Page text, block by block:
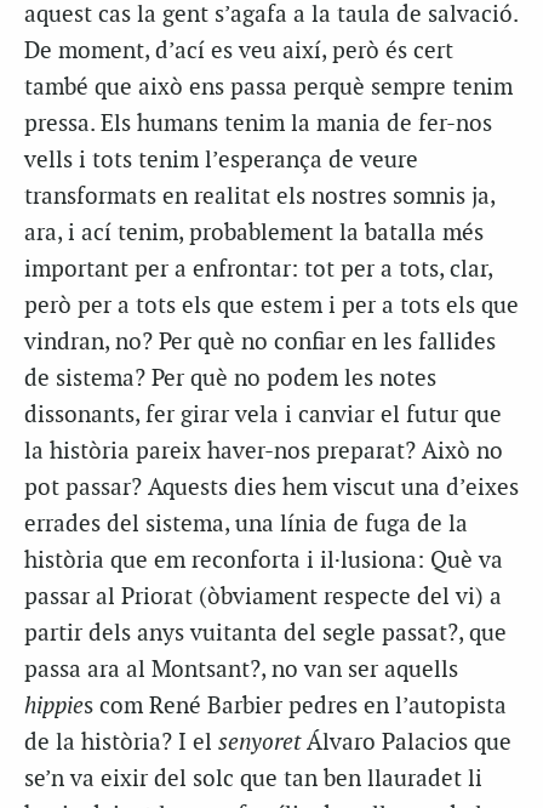
aquest cas la gent s’agafa a la taula de salvació.
De moment, d’ací es veu així, però és cert
també que això ens passa perquè sempre tenim
pressa. Els humans tenim la mania de fer-nos
vells i tots tenim l’esperança de veure
transformats en realitat els nostres somnis ja,
ara, i ací tenim, probablement la batalla més
important per a enfrontar: tot per a tots, clar,
però per a tots els que estem i per a tots els que
vindran, no? Per què no confiar en les fallides
de sistema? Per què no podem les notes
dissonants, fer girar vela i canviar el futur que
la història pareix haver-nos preparat? Això no
pot passar? Aquests dies hem viscut una d’eixes
errades del sistema, una línia de fuga de la
història que em reconforta i il·lusiona: Què va
passar al Priorat (òbviament respecte del vi) a
partir dels anys vuitanta del segle passat?, que
passa ara al Montsant?, no van ser aquells
hippies com René Barbier pedres en l’autopista
de la història? I el senyoretÁlvaro Palacios que
se’n va eixir del solc que tan ben llauradet li